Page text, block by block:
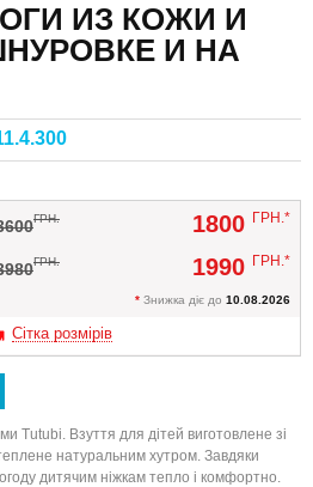
ИЗ КОЖИ И
И НА
ГРН. 1800 ГРН.*
ГРН. 1990 ГРН.*
* Знижка діє до 10.08.2026
Сітка розмірів
Tutubi. Взуття для дітей виготовлене ​​зі
натуральним хутром. Завдяки
дитячим ніжкам тепло і комфортно.